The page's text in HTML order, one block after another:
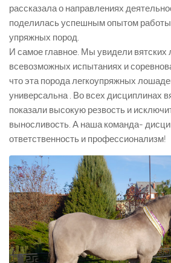
рассказала о направлениях
поделилась успешным опытом
упряжных пород.
И самое главное. Мы увидели вятских
всевозможных испытаниях и
что эта порода легкоупряжных
универсальна . Во всех дисциплинах
показали высокую резвость и
выносливость. А наша команда-
ответственность и профессионализм!